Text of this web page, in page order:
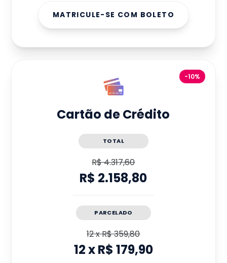
MATRICULE-SE COM BOLETO
-10%
Cartão de Crédito
TOTAL
R$ 4.317,60
R$ 2.158,80
PARCELADO
12xR$ 359,80
12xR$ 179,90